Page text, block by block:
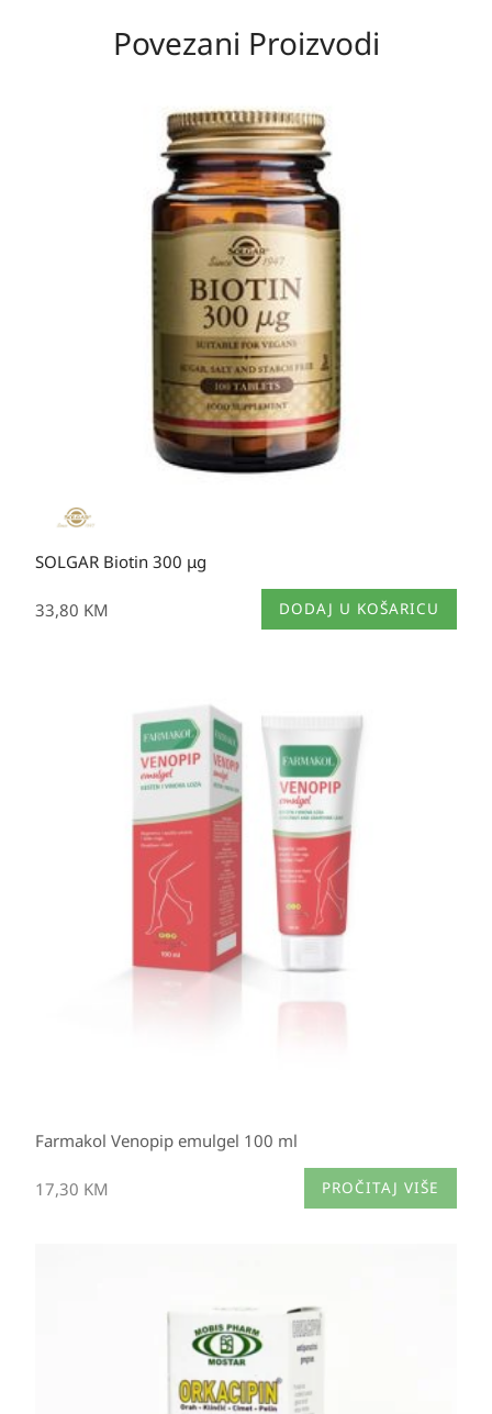
Povezani Proizvodi
SOLGAR Biotin 300 μg
33,80 KM DODAJ U KOŠARICU
Farmakol Venopip emulgel 100 ml
17,30 KM PROČITAJ VIŠE